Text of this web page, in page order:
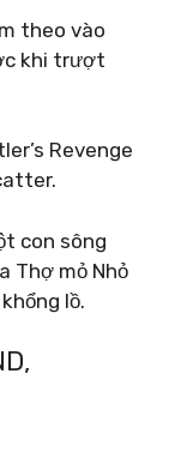
theo vào
khi trượt
Revenge
con sông
Thợ mỏ Nhỏ
lồ.